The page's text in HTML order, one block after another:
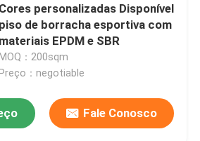
Cores personalizadas Disponível
piso de borracha esportiva com
materiais EPDM e SBR
：200sqm
：negotiable
Fale Conosco